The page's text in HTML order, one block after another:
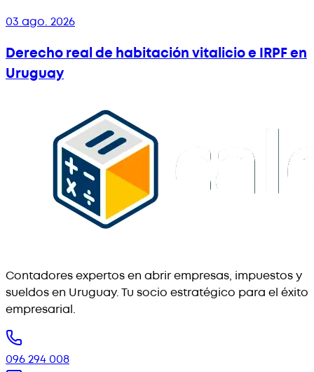
03 ago. 2026
Derecho real de habitación vitalicio e IRPF en
Uruguay
Contadores expertos en abrir empresas, impuestos y
sueldos en Uruguay. Tu socio estratégico para el éxito
empresarial.
096 294 008